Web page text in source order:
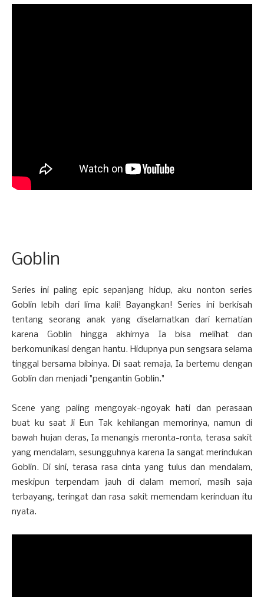
Goblin
Series ini paling epic sepanjang hidup, aku nonton series
Goblin lebih dari lima kali! Bayangkan! Series ini berkisah
tentang seorang anak yang diselamatkan dari kematian
karena Goblin hingga akhirnya Ia bisa melihat dan
berkomunikasi dengan hantu. Hidupnya pun sengsara selama
tinggal bersama bibinya. Di saat remaja, Ia bertemu dengan
Goblin dan menjadi "pengantin Goblin."
Scene yang paling mengoyak-ngoyak hati dan perasaan
buat ku saat Ji Eun Tak kehilangan memorinya, namun di
bawah hujan deras, Ia menangis meronta-ronta, terasa sakit
yang mendalam, sesungguhnya karena Ia sangat merindukan
Goblin. Di sini, terasa rasa cinta yang tulus dan mendalam,
meskipun terpendam jauh di dalam memori, masih saja
terbayang, teringat dan rasa sakit memendam kerinduan itu
nyata.